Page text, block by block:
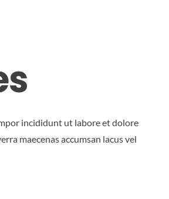
incididunt ut labore et dolore
maecenas accumsan lacus vel